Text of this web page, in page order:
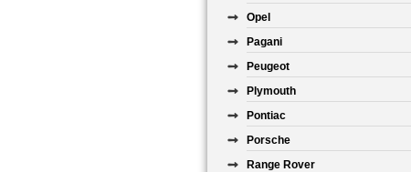
Opel
Pagani
Peugeot
Plymouth
Pontiac
Porsche
Range Rover